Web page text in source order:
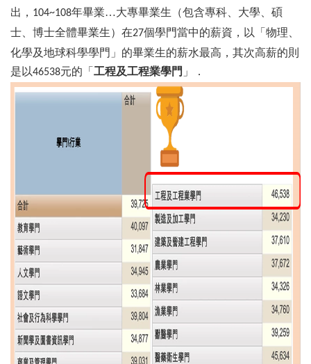
出， 104~108年畢業…大專畢業生（包含專科、大學、碩
士、博士全體畢業生）在27個學門當中的薪資，以「物理、
化學及地球科學學門」的畢業生的薪水最高，其次高薪的則
是以46538元的「 工程及工程業學門 」．